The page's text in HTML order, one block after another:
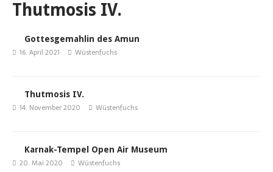
Thutmosis IV.
Gottesgemahlin des Amun
16. April 2021 Wüstenfuchs
Thutmosis IV.
14. November 2020 Wüstenfuchs
Karnak-Tempel Open Air Museum
20. Mai 2020 Wüstenfuchs